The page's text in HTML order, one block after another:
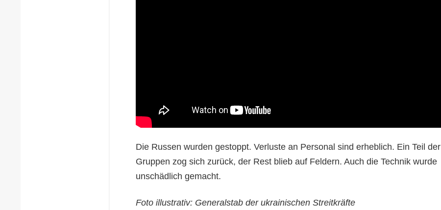
Die Russen wurden gestoppt. Verluste an Personal sind erheblich. Ein Teil der
Gruppen zog sich zurück, der Rest blieb auf Feldern. Auch die Technik wurde
unschädlich gemacht.
Foto illustrativ: Generalstab der ukrainischen Streitkräfte